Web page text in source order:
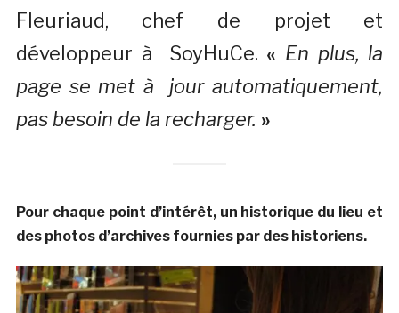
Fleuriaud, chef de projet et
développeur à SoyHuCe. « En plus, la
page se met à jour automatiquement,
pas besoin de la recharger. »
Pour chaque point d’intérêt, un historique du lieu et
des photos d’archives fournies par des historiens.